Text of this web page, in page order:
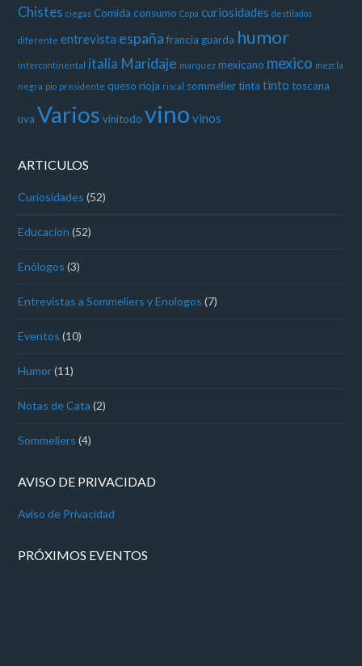
Chistes ciegas Comida consumo Copa curiosidades destilados
diferente entrevista españa francia guarda humor
intercontinental italia Maridaje marquez mexicano mexico mezcla
negra pio presidente queso rioja riscal sommelier tinta tinto toscana
uva Varios vinitodo vino vinos
ARTICULOS
Curiosidades (52)
Educacion (52)
Enólogos (3)
Entrevistas a Sommeliers y Enologos (7)
Eventos (10)
Humor(11)
Notas de Cata (2)
Sommeliers (4)
AVISO DE PRIVACIDAD
Aviso de Privacidad
PRÓXIMOS EVENTOS